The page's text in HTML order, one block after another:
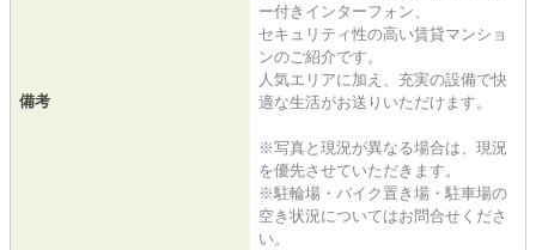
備考
ー付きインターフォン、
セキュリティ性の高い賃貸マンショ
ンのご紹介です。
人気エリアに加え、充実の設備で快
適な生活がお送りいただけます。
※写真と現況が異なる場合は、現況
を優先させていただきます。
※駐輪場・バイク置き場・駐車場の
空き状況についてはお問合せくださ
い。